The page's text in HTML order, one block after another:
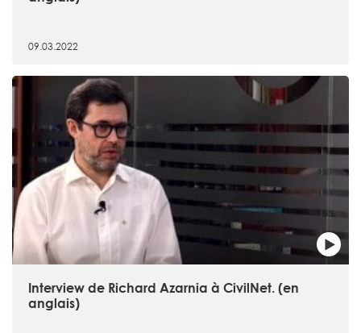
09.03.2022
Interview de Richard Azarnia à CivilNet. (en
anglais)